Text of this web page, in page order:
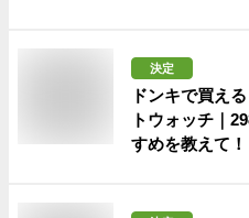
決定
ドンキで買え
トウォッチ｜
すめを教えて！